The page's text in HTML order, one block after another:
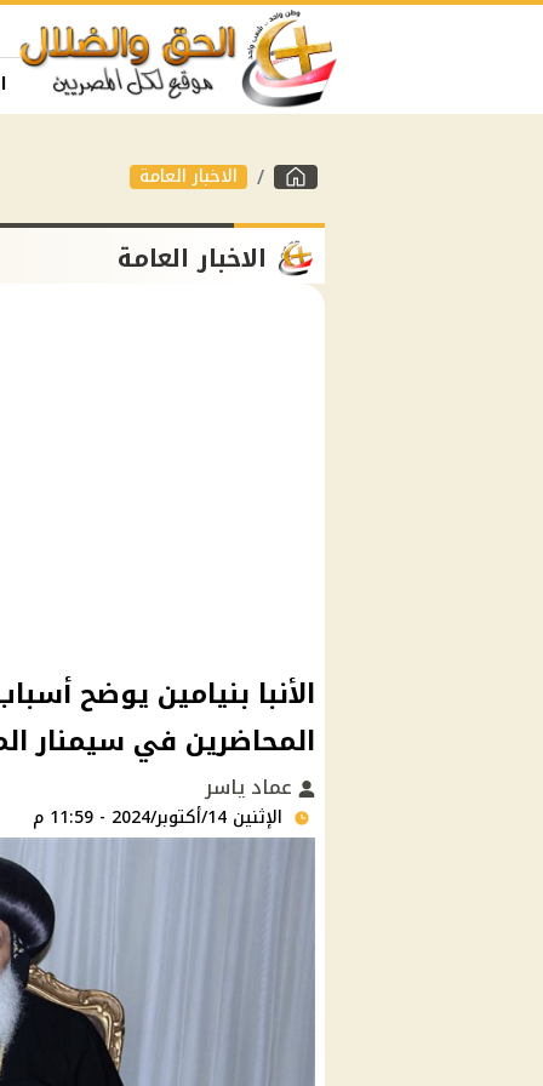
الاخبار العامة
الاخبار العامة
الأنبا بنيامين يوضح
المحاضرين في سيمنار
عماد ياسر
الإثنين 14/أكتوبر/2024 - 11:59 م